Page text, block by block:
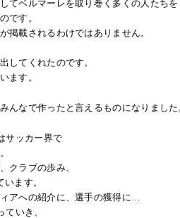
てベルマーレを取り巻く多くの人たちを
です。
掲載されるわけではありません。
してくれたのです。
ます。
んなで作ったと言えるものになりました
サッカー界で
クラブの歩み、
ます。
アへの紹介に、選手の獲得に…
いき、